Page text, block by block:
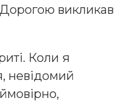
викликав
Коли я
невідомий